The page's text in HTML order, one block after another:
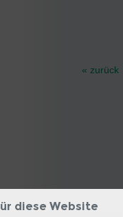
« zurück
diese Website